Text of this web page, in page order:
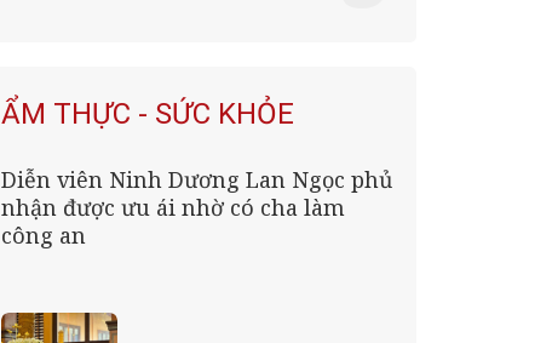
ẨM THỰC - SỨC KHỎE
Diễn viên Ninh Dương Lan Ngọc phủ
nhận được ưu ái nhờ có cha làm
công an